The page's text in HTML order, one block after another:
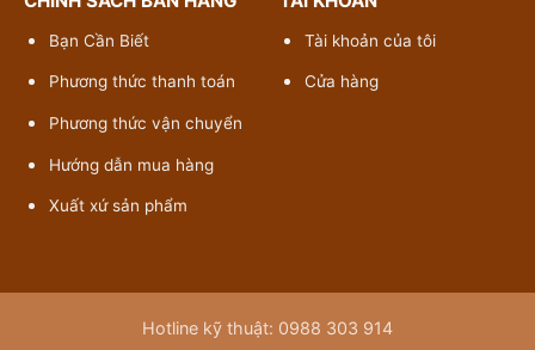
Bạn Cần Biết
Phương thức thanh toán
Phương thức vận chuyển
Hướng dẫn mua hàng
Xuất xứ sản phẩm
Tài khoản của tôi
Cửa hàng
Hotline kỹ thuật: 0988 303 914